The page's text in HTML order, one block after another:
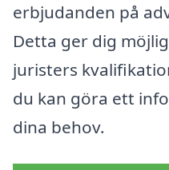
erbjudanden på
Detta ger dig
juristers
du kan göra ett
dina behov.